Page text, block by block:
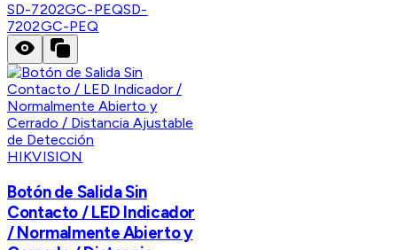
SD-7202GC-PEQSD-
7202GC-PEQ
HIKVISION
Botón de Salida Sin
Contacto / LED Indicador
/ Normalmente Abierto y